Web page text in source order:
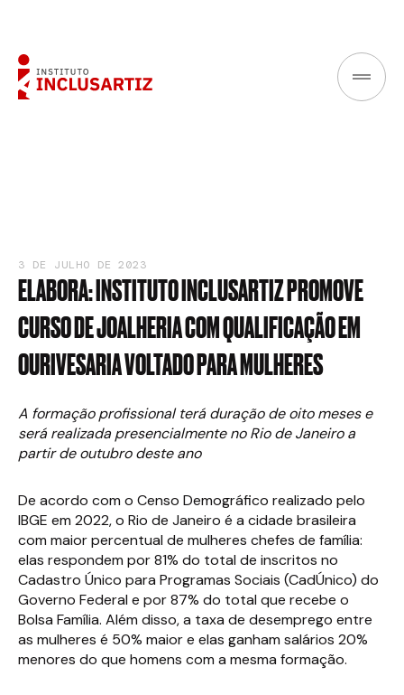
3 DE JULHO DE 2023
ELABORA:INSTITUTOINCLUSARTIZPROMOVE
CURSODEJOALHERIACOMQUALIFICAÇÃOEM
OURIVESARIAVOLTADOPARAMULHERES
A formação profissional terá duração de oito meses e
será realizada presencialmente no Rio de Janeiro a
partir de outubro deste ano
De acordo com o Censo Demográfico realizado pelo
IBGE em 2022, o Rio de Janeiro é a cidade brasileira
com maior percentual de mulheres chefes de família:
elas respondem por 81% do total de inscritos no
Cadastro Único para Programas Sociais (CadÚnico) do
Governo Federal e por 87% do total que recebe o
Bolsa Família. Além disso, a taxa de desemprego entre
as mulheres é 50% maior e elas ganham salários 20%
menores do que homens com a mesma formação.